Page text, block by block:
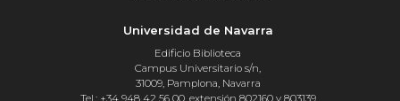
Universidad de Navarra
Edificio Biblioteca
Campus Universitario s/n,
31009, Pamplona, Navarra
Tel.: +34 948 42 56 00, extensión 802160 y 803139